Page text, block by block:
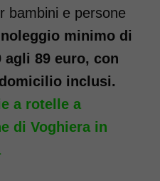
rotelle seduta
bambini e persone
minimo di
89 euro, con
inclusi.
a rotelle a
di Voghiera in